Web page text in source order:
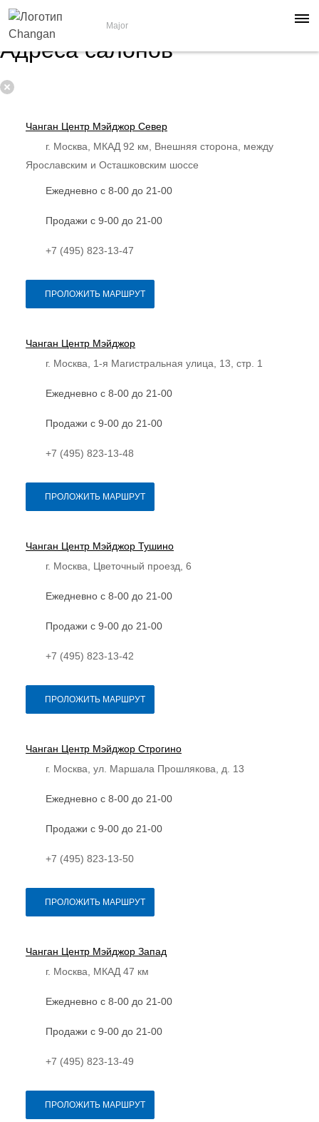
Major
Адреса салонов
Чанган Центр Мэйджор Север
г. Москва, МКАД 92 км, Внешняя сторона, между
Ярославским и Осташковским шоссе
Ежедневно с 8-00 до 21-00
Продажи с 9-00 до 21-00
+7 (495) 823-13-47
ПРОЛОЖИТЬ МАРШРУТ
Чанган Центр Мэйджор
г. Москва, 1-я Магистральная улица, 13, стр. 1
Ежедневно с 8-00 до 21-00
Продажи с 9-00 до 21-00
+7 (495) 823-13-48
ПРОЛОЖИТЬ МАРШРУТ
Чанган Центр Мэйджор Тушино
г. Москва, Цветочный проезд, 6
Ежедневно с 8-00 до 21-00
Продажи с 9-00 до 21-00
+7 (495) 823-13-42
ПРОЛОЖИТЬ МАРШРУТ
Чанган Центр Мэйджор Строгино
г. Москва, ул. Маршала Прошлякова, д. 13
Ежедневно с 8-00 до 21-00
Продажи с 9-00 до 21-00
+7 (495) 823-13-50
ПРОЛОЖИТЬ МАРШРУТ
Чанган Центр Мэйджор Запад
г. Москва, МКАД 47 км
Ежедневно с 8-00 до 21-00
Продажи с 9-00 до 21-00
+7 (495) 823-13-49
ПРОЛОЖИТЬ МАРШРУТ